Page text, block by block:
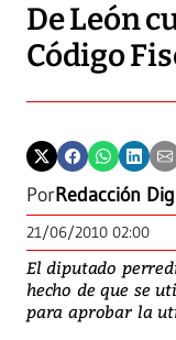
De León
Código
PorRedacción
21/06/2010 02:00
El diputado
hecho de que se
para aprobar la